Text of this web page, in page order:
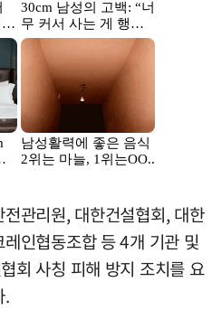
관리원, 대한건설협회, 대한
인협동조합 등 4개 기관 및
회 사칭 피해 방지 조치를 요
.